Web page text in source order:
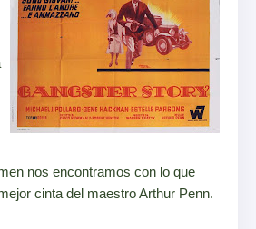
nos encontramos con lo que
cinta del maestro Arthur Penn.